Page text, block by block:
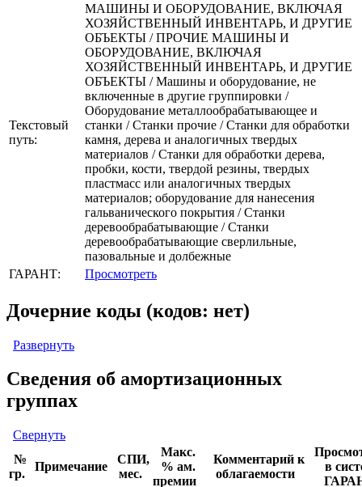
Текстовый
путь:
МАШИНЫ И ОБОРУДОВАНИЕ, ВКЛЮЧАЯ
ХОЗЯЙСТВЕННЫЙ ИНВЕНТАРЬ, И ДРУГИЕ
ОБЪЕКТЫ / ПРОЧИЕ МАШИНЫ И
ОБОРУДОВАНИЕ, ВКЛЮЧАЯ
ХОЗЯЙСТВЕННЫЙ ИНВЕНТАРЬ, И ДРУГИЕ
ОБЪЕКТЫ / Машины и оборудование, не
включенные в другие группировки /
Оборудование металлообрабатывающее и
станки / Станки прочие / Станки для обработки
камня, дерева и аналогичных твердых
материалов / Станки для обработки дерева,
пробки, кости, твердой резины, твердых
пластмасс или аналогичных твердых
материалов; оборудование для нанесения
гальванического покрытия / Станки
деревообрабатывающие / Станки
деревообрабатывающие сверлильные,
пазовальные и долбежные
ГАРАНТ:
Просмотреть
Дочерние коды (кодов: нет)
Развернуть
Сведения об амортизационных
группах
Свернуть
№
гр.
Примечание
СПИ,
мес.
Макс.
% ам.
премии
Комментарий к
облагаемости
в